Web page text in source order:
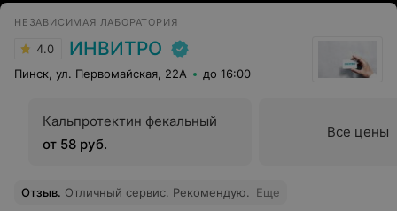
НЕЗАВИСИМАЯ ЛАБОРАТОРИЯ
4.0 ИНВИТРО
Пинск, ул. Первомайская, 22А до 16:00
Кальпротектин фекальный
от 58 руб.
Все цены
Отзыв. Отличный сервис. Рекомендую. Еще